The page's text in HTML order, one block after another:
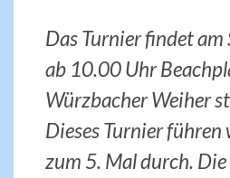
Das Turnier findet am
ab 10.00 Uhr
Würzbacher Weiher
Dieses Turnier führen
zum 5. Mal durch.